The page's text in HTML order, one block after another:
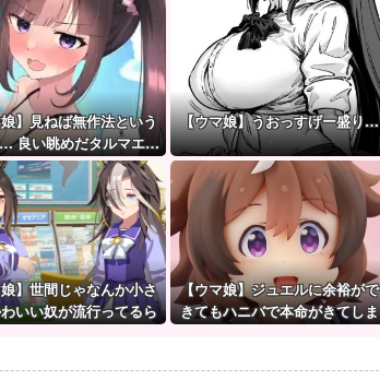
】見ねば無作法という
良い眺めだタルマエ…
（殴
【ウマ娘】うおっすげー盛り…
】世間じゃなんか小さ
いい奴が流行ってるら
【ウマ娘】ジュエルに余裕がで
きてもハニバで本命がきてしま